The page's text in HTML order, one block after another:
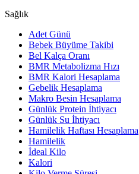
Sağlık
Adet Günü
Bebek Büyüme Takibi
Bel Kalça Oranı
BMR Metabolizma Hızı
BMR Kalori Hesaplama
Gebelik Hesaplama
Makro Besin Hesaplama
Günlük Protein İhtiyacı
Günlük Su İhtiyacı
Hamilelik Haftası Hesaplama
Hamilelik
İdeal Kilo
Kalori